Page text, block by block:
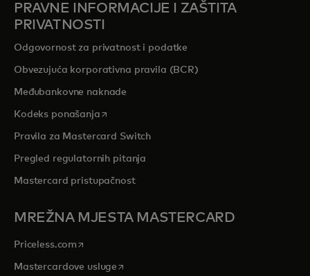
PRAVNE INFORMACIJE I ZAŠTITA
PRIVATNOSTI
Odgovornost za privatnost i podatke
Obvezujuća korporativna pravila (BCR)
Međubankovne naknade
Kodeks ponašanjaopens in a new tab
Pravila za Mastercard Switch
Pregled regulatornih pitanja
Mastercard pristupačnost
MREŽNA MJESTA MASTERCARD
Priceless.com opens in a new tab
Mastercardove usluge opens in a new tab